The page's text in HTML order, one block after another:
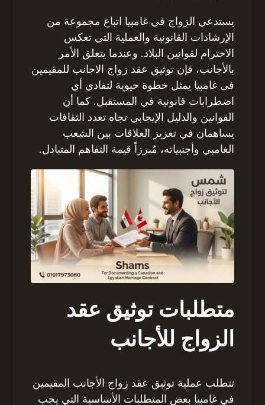
يستدعي الزواج في غامبيا اتباع مجموعة من
الإرشادات القانونية والعملية التي تعكس
الاحترام لقوانين البلاد. وعندما يتعلق الأمر
بالأجانب، فإن توثيق عقد زواج الاجانب للمقيمين
فى غامبيا يمثل خطوة حيوية لتفادي أي
اضطرابات قانونية في المستقبل. كما أن
القوانين والدليل الإيجابي تجاه تعدد الثقافات
يساهمان في تعزيز العلاقات بين الشعب
الغامبي وأجنبياته، مُبرزاً قيمة التفاهم المتبادل.
متطلبات توثيق عقد
الزواج للأجانب
تتطلب عملية توثيق عقد زواج الأجانب المقيمين
في غامبيا بعض المتطلبات الأساسية التي يجب